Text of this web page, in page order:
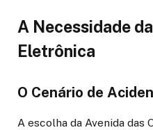
A Necessidade
Eletrônica
O Cenário de
A escolha da Avenida das